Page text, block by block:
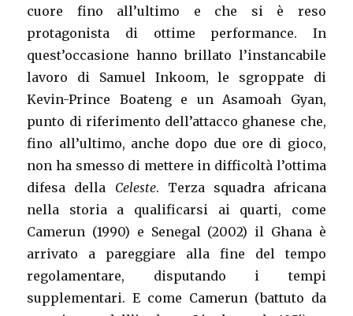
cuore fino all’ultimo e che si è reso
protagonista di ottime performance. In
quest’occasione hanno brillato l’instancabile
lavoro di Samuel Inkoom, le sgroppate di
Kevin-Prince Boateng e un Asamoah Gyan,
punto di riferimento dell’attacco ghanese che,
fino all’ultimo, anche dopo due ore di gioco,
non ha smesso di mettere in difficoltà l’ottima
difesa della Celeste. Terza squadra africana
nella storia a qualificarsi ai quarti, come
Camerun (1990) e Senegal (2002) il Ghana è
arrivato a pareggiare alla fine del tempo
regolamentare, disputando i tempi
supplementari. E come Camerun (battuto da